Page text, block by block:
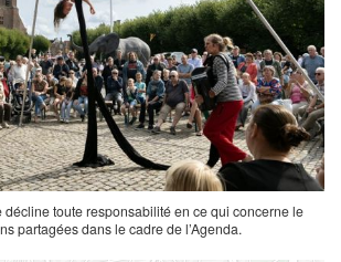
toute responsabilité en ce qui concerne le
partagées dans le cadre de l’Agenda.